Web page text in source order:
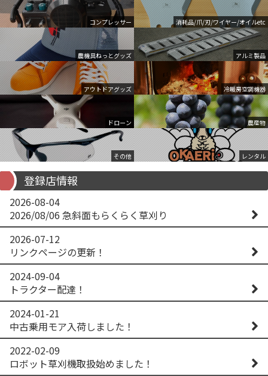
コンプレッサー 消耗品/爪/刃/ワイヤー/オイルetc
農機具ねっとグッズ アルミ製品
アウトドアグッズ 冷暖房空調機器
ドローン 農産物
その他 レンタル
登録店情報
2026-08-04
2026/08/06 急斜面もらくらく草刈り
2026-07-12
リンクページの更新！
2024-09-04
トラクター配達！
2024-01-21
中古乗用モア入荷しました！
2022-02-09
ロボット草刈機取扱始めました！